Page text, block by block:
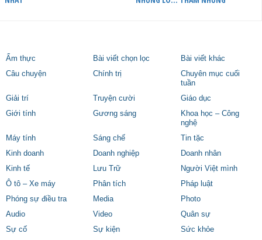
Ẩm thực Bài viết chọn lọc
Bài viết khác
Câu chuyện
Chính trị
Chuyên mục cuối
tuần
Giải trí
Truyện cười
Giáo dục
Giới tính
Gương sáng
Khoa học – Công
nghệ
Máy tính
Sáng chế
Tin tặc
Kinh doanh
Doanh nghiệp
Doanh nhân
Kinh tế
Lưu Trữ
Người Việt mình
Ô tô – Xe máy
Phân tích
Pháp luật
Phóng sự điều tra
Media
Photo
Audio
Video
Quân sự
Sự cố
Sự kiện
Sức khỏe